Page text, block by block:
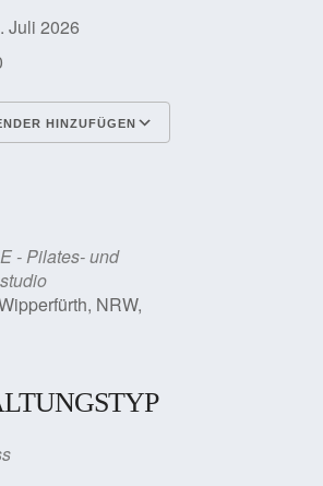
Juli 2026
HINZUFÜGEN
- Pilates- und
NRW,